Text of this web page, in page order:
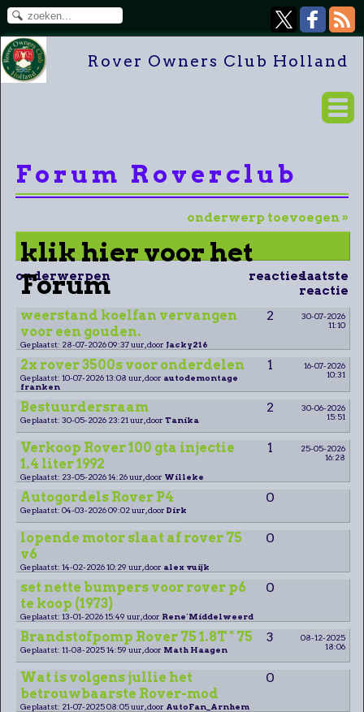
Rover Owners Club Holland
Forum Roverclub
onderwerp toevoegen »
klik hier voor het
Forum
onderwerpen reactieslaatste
reactie
weerstand koelfan vervangen
voor een gouden.
2
30-07-2026
11:10
Geplaatst: 28-07-2026 09:37 uur, door Jacky216
2x rover 3500s voor onderdelen 1
16-07-2026
10:31
Geplaatst: 10-07-2026 13:08 uur, door autodemontage
franken
Bestuurdersraam 2
30-06-2026
15:51
Geplaatst: 30-05-2026 23:21 uur, door Tanika
Verkoop Rover 100 gta injectie
1.4 liter 1992
1
25-05-2026
16:28
Geplaatst: 23-05-2026 14:26 uur, door Willeke
Autogordels Rover P4 0
Geplaatst: 04-03-2026 09:02 uur, door Dirk
lopende motor slaat af rover 75
v6
0
Geplaatst: 14-02-2026 10:29 uur, door alex vuijk
set nette bumpers voor rover p6
te koop (1973)
0
Geplaatst: 13-01-2026 15:49 uur, door Rene´Middelweerd
Brandstofpomp Rover 75 1.8T " 75 3
08-12-2025
18:06
Geplaatst: 11-08-2025 14:59 uur, door Math Haagen
Wat is volgens jullie het
betrouwbaarste Rover-mod
0
Geplaatst: 21-07-2025 08:05 uur, door AutoFan_Arnhem